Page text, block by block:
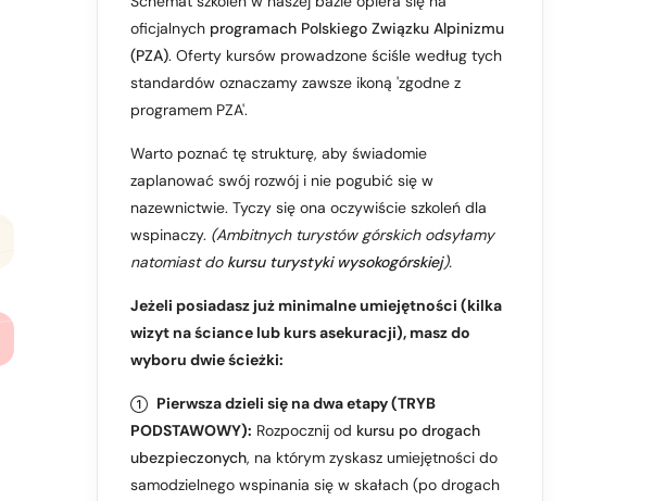
oficjalnych programach Polskiego Związku Alpinizmu
(PZA). Oferty kursów prowadzone ściśle według tych
standardów oznaczamy zawsze ikoną 'zgodne z
programem PZA'.
Warto poznać tę strukturę, aby świadomie
zaplanować swój rozwój i nie pogubić się w
nazewnictwie. Tyczy się ona oczywiście szkoleń dla
wspinaczy. (Ambitnych turystów górskich odsyłamy
natomiast do kursu turystyki wysokogórskiej).
Jeżeli posiadasz już minimalne umiejętności (kilka
wizyt na ściance lub kurs asekuracji), masz do
wyboru dwie ścieżki:
Pierwsza dzieli się na dwa etapy (TRYB
PODSTAWOWY): Rozpocznij od kursu po drogach
ubezpieczonych, na którym zyskasz umiejętności do
samodzielnego wspinania się w skałach (po drogach